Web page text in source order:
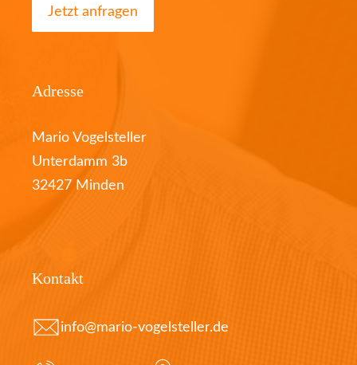
Jetzt anfragen
Adresse
Mario Vogelsteller
Unterdamm 3b
32427 Minden
Kontakt
info@mario-vogelsteller.de